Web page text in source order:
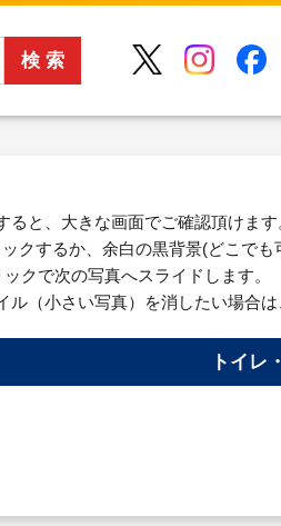
ると、大きな画面でご確認頂けます
クするか、余白の黒背景(どこでも
クで次の写真へスライドします。
ル（小さい写真）を消したい場合
トイレ